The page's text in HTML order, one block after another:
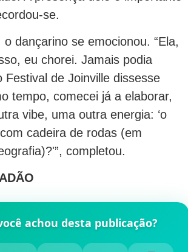
se.
dançarino se emocionou. “Ela,
eu chorei. Jamais podia
Festival de Joinville dissesse
tempo, comecei já a elaborar,
vibe, uma outra energia: ‘o
cadeira de rodas (em
completou.
achou desta publicação?